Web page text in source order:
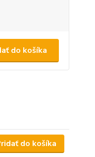
do košíka
do košíka